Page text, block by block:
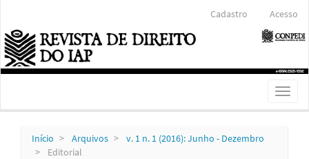
Conteúdo
principal
Barra
Lateral
Cadastro Acesso
Toggle
Início Arquivos
v. 1 n. 1 (2016): Junho - Dezembro
Editorial